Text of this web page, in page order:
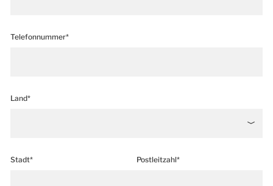
Telefonnummer*
Land*
Stadt* Postleitzahl*